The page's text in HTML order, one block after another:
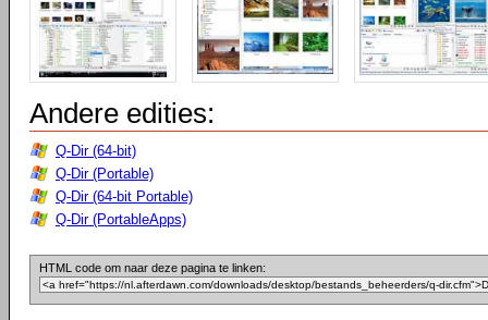
Andere edities:
Q-Dir (64-bit)
Q-Dir (Portable)
Q-Dir (64-bit Portable)
Q-Dir (PortableApps)
HTML code om naar deze pagina te linken: